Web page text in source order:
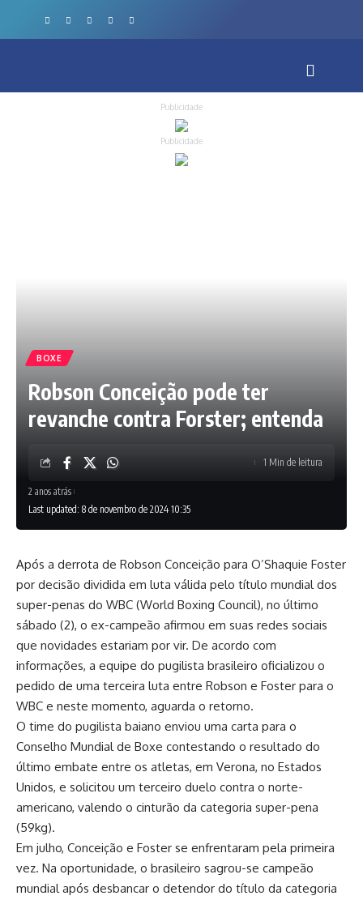
Publicidade
Publicidade
BOXE
Robson Conceição pode ter
revanche contra Forster; entenda
Last updated: 8 de novembro de 2024 10:35
2 anos atrás
1 Min de leitura
Após a derrota de Robson Conceição para O’Shaquie Foster
por decisão dividida em luta válida pelo título mundial dos
super-penas do WBC (World Boxing Council), no último
sábado (2), o ex-campeão afirmou em suas redes sociais
que novidades estariam por vir. De acordo com
informações, a equipe do pugilista brasileiro oficializou o
pedido de uma terceira luta entre Robson e Foster para o
WBC e neste momento, aguarda o retorno.
O time do pugilista baiano enviou uma carta para o
Conselho Mundial de Boxe contestando o resultado do
último embate entre os atletas, em Verona, no Estados
Unidos, e solicitou um terceiro duelo contra o norte-
americano, valendo o cinturão da categoria super-pena
(59kg).
Em julho, Conceição e Foster se enfrentaram pela primeira
vez. Na oportunidade, o brasileiro sagrou-se campeão
mundial após desbancar o detendor do título da categoria